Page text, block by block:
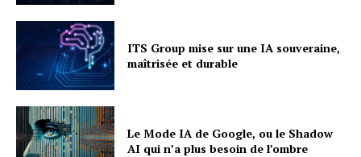
ITS Group mise sur une IA souveraine,
maîtrisée et durable
Le Mode IA de Google, ou le Shadow
AI qui n’a plus besoin de l’ombre